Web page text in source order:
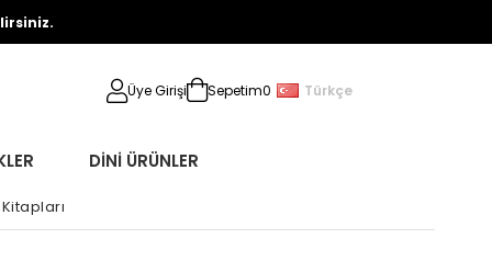
Üye Girişi Sepetim0 Türkçe
DİNİ ÜRÜNLER